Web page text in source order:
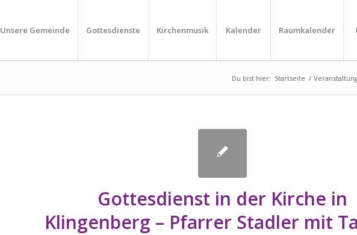
Unsere Gemeinde Gottesdienste Kirchenmusik Kalender Raumkalender
Du bist hier: Startseite /
Gottesdienst in der Kirche in
Klingenberg – Pfarrer Stadler mit